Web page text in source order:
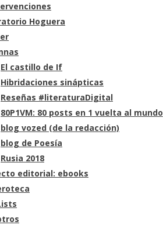
Hoguera
El castillo de If
Hibridaciones sinápticas
Reseñas #literaturaDigital
80P1VM: 80 posts en 1 vuelta al mundo
blog vozed (de la redacción)
blog de Poesía
Rusia 2018
editorial: ebooks